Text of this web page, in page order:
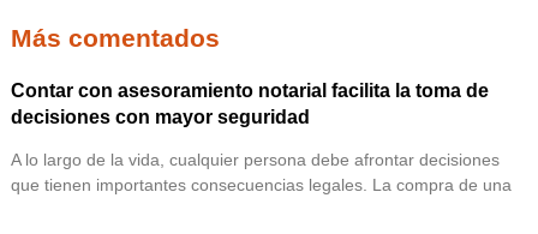
Más comentados
Contar con asesoramiento notarial facilita la toma de
decisiones con mayor seguridad
A lo largo de la vida, cualquier persona debe afrontar decisiones
que tienen importantes consecuencias legales. La compra de una